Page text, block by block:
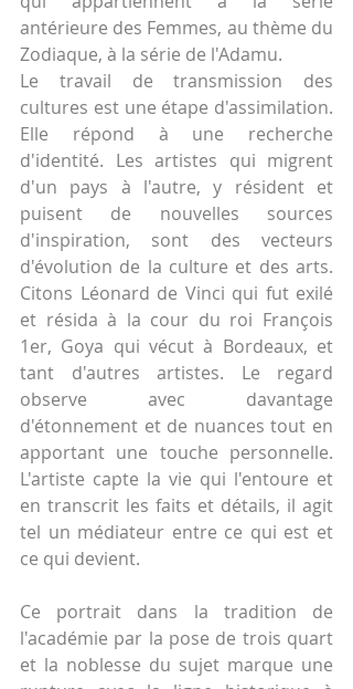
antérieure des Femmes, au thème du
Zodiaque, à la série de l'Adamu.
Le travail de transmission des
cultures est une étape d'assimilation.
Elle répond à une recherche
d'identité. Les artistes qui migrent
d'un pays à l'autre, y résident et
puisent de nouvelles sources
d'inspiration, sont des vecteurs
d'évolution de la culture et des arts.
Citons Léonard de Vinci qui fut exilé
et résida à la cour du roi François
1er, Goya qui vécut à Bordeaux, et
tant d'autres artistes. Le regard
observe avec davantage
d'étonnement et de nuances tout en
apportant une touche personnelle.
L'artiste capte la vie qui l'entoure et
en transcrit les faits et détails, il agit
tel un médiateur entre ce qui est et
ce qui devient.
Ce portrait dans la tradition de
l'académie par la pose de trois quart
et la noblesse du sujet marque une